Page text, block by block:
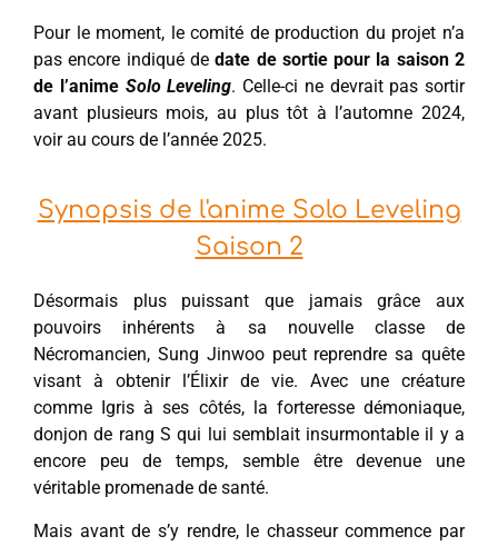
Pour le moment, le comité de production du projet n’a
pas encore indiqué dedate de sortie pour la saison 2
de l’animeSolo Leveling. Celle-ci ne devrait pas sortir
avant plusieurs mois, au plus tôt à l’automne 2024,
voir au cours de l’année 2025.
Synopsis de l'anime Solo Leveling
Saison 2
Désormais plus puissant que jamais grâce aux
pouvoirs inhérents à sa nouvelle classe de
Nécromancien, Sung Jinwoo peut reprendre sa quête
visant à obtenir l’Élixir de vie. Avec une créature
comme Igris à ses côtés, la forteresse démoniaque,
donjon de rang S qui lui semblait insurmontable il y a
encore peu de temps, semble être devenue une
véritable promenade de santé.
Mais avant de s’y rendre, le chasseur commence par